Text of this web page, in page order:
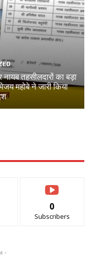
तहसीलदारों का बड़ा
महोबे ने जारी किया
0
Subscribers
-